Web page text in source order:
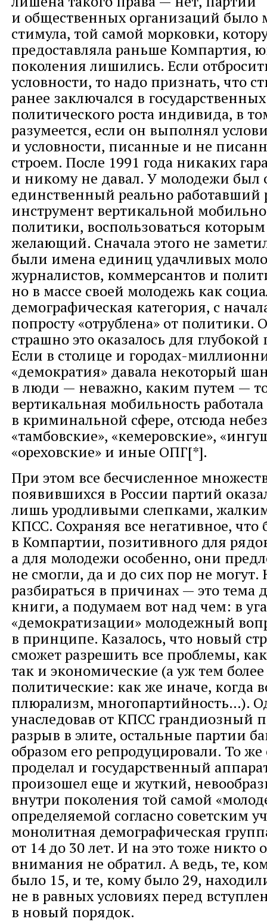
и общественных организаций было
стимула, той самой морковки,
предоставляла раньше Компартия,
поколения лишились. Если
условности, то надо признать, что
ранее заключался в
политического роста индивида, в
разумеется, если он выполнял
и условности, писанные и не
строем. После 1991 года никаких
и никому не давал. У молодежи был
единственный реально работавший
инструмент вертикальной
политики, воспользоваться
желающий. Сначала этого не
были имена единиц удачливых
журналистов, коммерсантов и
но в массе своей молодежь как
демографическая категория, с
попросту «отрублена» от политики.
страшно это оказалось для
Если в столице и городах-
«демократия» давала некоторый
в люди — неважно, каким путем —
вертикальная мобильность работала
в криминальной сфере, отсюда
«тамбовские», «кемеровские»,
«ореховские» и иные ОПГ[*].
При этом все бесчисленное
появившихся в России партий
лишь уродливыми слепками,
КПСС. Сохраняя все негативное, что
в Компартии, позитивного для
а для молодежи особенно, они
не смогли, да и до сих пор не могут.
разбираться в причинах — это тема
книги, а подумаем вот над чем: в
«демократизации» молодежный
в принципе. Казалось, что новый
сможет разрешить все проблемы,
так и экономические (а уж тем
политические: как же иначе, когда
плюрализм, многопартийность…).
унаследовав от КПСС грандиозный
разрыв в элите, остальные партии
образом его репродуцировали. То же
проделал и государственный
произошел еще и жуткий,
внутри поколения той самой
определяемой согласно советским
монолитная демографическая
от 14 до 30 лет. И на это тоже никто
внимания не обратил. А ведь, те,
было 15, и те, кому было 29,
не в равных условиях перед
в новый порядок.